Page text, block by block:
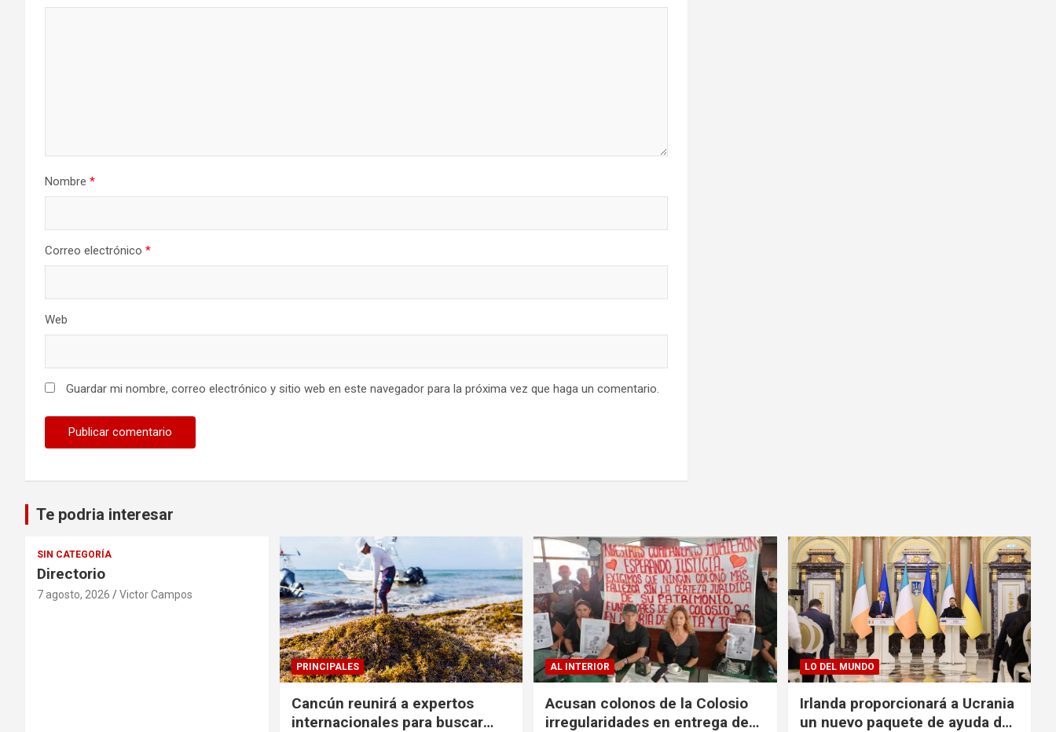
Nombre *
Correo electrónico *
Web
Guardar mi nombre, correo electrónico y sitio web en este navegador para la próxima vez que haga un comentario.
Te podria interesar
SIN CATEGORÍA
Directorio
7 agosto, 2026 Victor Campos
PRINCIPALES
Cancún reunirá a expertos
internacionales para buscar
AL INTERIOR
Acusan colonos de la Colosio
irregularidades en entrega de
LO DEL MUNDO
Irlanda proporcionará a Ucrania
un nuevo paquete de ayuda de